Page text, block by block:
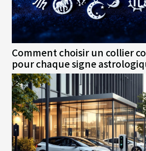
Comment choisir un collier
pour chaque signe